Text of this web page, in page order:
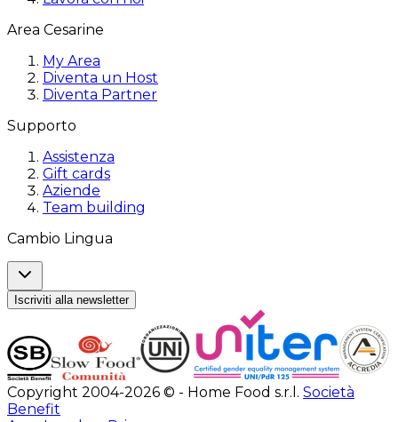
Area Cesarine
My Area
Diventa un Host
Diventa Partner
Supporto
Assistenza
Gift cards
Aziende
Team building
Cambio Lingua
Iscriviti alla newsletter
Copyright 2004-2026 © - Home Food s.r.l. Società
Benefit